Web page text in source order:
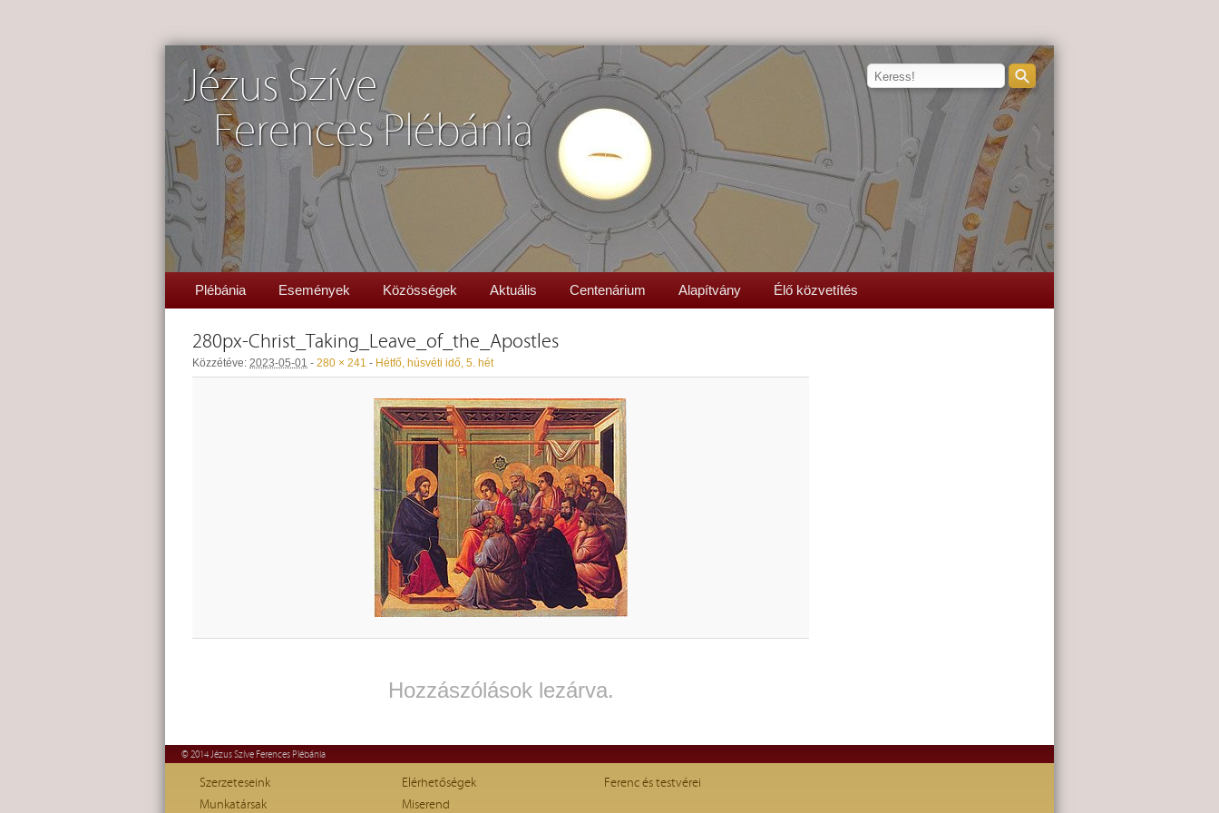
Jézus Szíve
Ferences Plébánia
Plébánia Események Közösségek Aktuális Centenárium Alapítvány Élő közvetítés
280px-Christ_Taking_Leave_of_the_Apostles
Közzétéve: 2023-05-01 - 280 × 241 - Hétfő, húsvéti idő, 5. hét
Hozzászólások lezárva.
© 2014 Jézus Szíve Ferences Plébánia
Szerzeteseink
Munkatársak
Elérhetőségek
Miserend
Ferenc és testvérei